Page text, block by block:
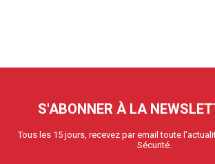
S'ABONNER À LA
Tous les 15 jours, recevez par email toute
Sécurité.